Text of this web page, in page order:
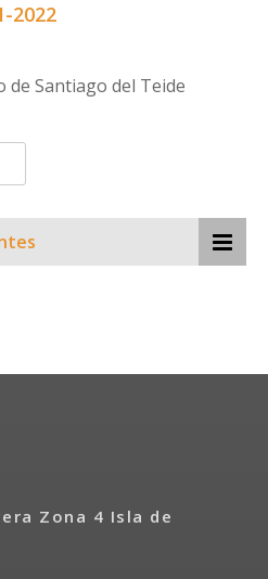
2022
Santiago del Teide
Zona 4 Isla de